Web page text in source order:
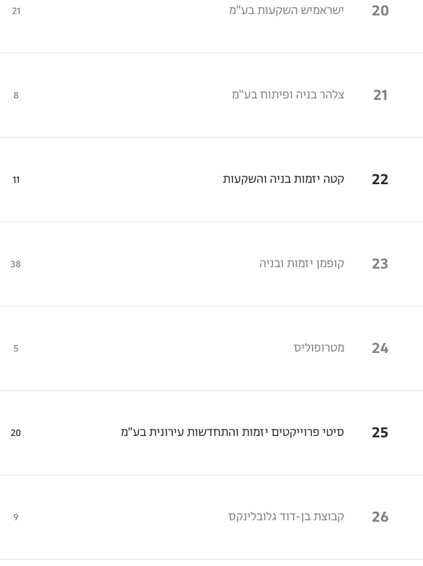
20 ישראמיש השקעות בע"מ 21
21 צלהר בניה ופיתוח בע"מ 8
22 קטה יזמות בניה והשקעות 11
23 קופמן יזמות ובניה 38
24 מטרופוליס 5
25 סיטי פרוייקטים יזמות והתחדשות עירונית בע"מ 20
26 קבוצת בן-דוד גלובלינקס 9